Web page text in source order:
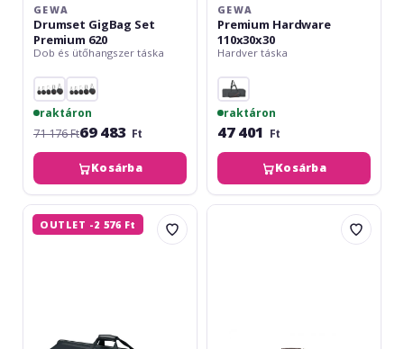
GEWA
Drumset GigBag Set
Premium 620
Dob és ütőhangszer táska
raktáron
71 176 Ft69 483 Ft
Kosárba
GEWA
Premium Hardware
110x30x30
Hardver táska
raktáron
47 401 Ft
Kosárba
Gewa
SPSOUTLET -2 576 Ft
Hardcase